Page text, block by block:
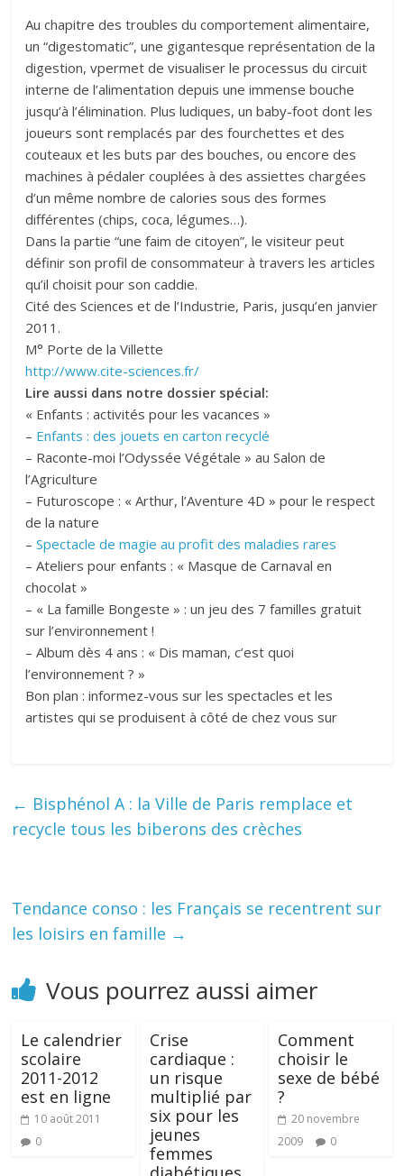
Au chapitre des troubles du comportement alimentaire,
un “digestomatic”, une gigantesque représentation de la
digestion, vpermet de visualiser le processus du circuit
interne de l’alimentation depuis une immense bouche
jusqu’à l’élimination. Plus ludiques, un baby-foot dont les
joueurs sont remplacés par des fourchettes et des
couteaux et les buts par des bouches, ou encore des
machines à pédaler couplées à des assiettes chargées
d’un même nombre de calories sous des formes
différentes (chips, coca, légumes…).
Dans la partie “une faim de citoyen”, le visiteur peut
définir son profil de consommateur à travers les articles
qu’il choisit pour son caddie.
Cité des Sciences et de l’Industrie, Paris, jusqu’en janvier
2011.
M° Porte de la Villette
http://www.cite-sciences.fr/
Lire aussi dans notre dossier spécial:
« Enfants : activités pour les vacances »
– Enfants : des jouets en carton recyclé
– Raconte-moi l’Odyssée Végétale » au Salon de
l’Agriculture
– Futuroscope : « Arthur, l’Aventure 4D » pour le respect
de la nature
–Spectacle de magie au profit des maladies rares
– Ateliers pour enfants : « Masque de Carnaval en
chocolat »
– « La famille Bongeste » : un jeu des 7 familles gratuit
sur l’environnement !
– Album dès 4 ans : « Dis maman, c’est quoi
l’environnement ? »
Bon plan : informez-vous sur les spectacles et les
artistes qui se produisent à côté de chez vous sur
← Bisphénol A : la Ville de Paris remplace et
recycle tous les biberons des crèches
Tendance conso : les Français se recentrent sur
les loisirs en famille →
Vous pourrez aussi aimer
Le calendrier
scolaire
2011-2012
est en ligne
10 août 2011
0
Crise
cardiaque :
un risque
multiplié par
six pour les
jeunes
femmes
Comment
choisir le
sexe de bébé
?
20 novembre
2009
0